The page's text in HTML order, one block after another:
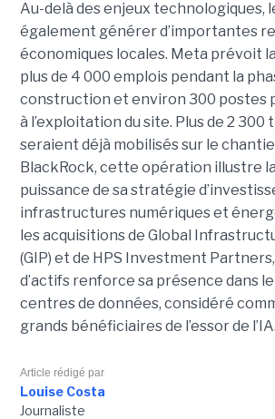
Au-delà des enjeux technologiques,
également générer d’importantes
économiques locales. Meta prévoit
plus de 4 000 emplois pendant la
construction et environ 300 postes
à l’exploitation du site. Plus de 2 300
seraient déjà mobilisés sur le
BlackRock, cette opération illustre
puissance de sa stratégie
infrastructures numériques et
les acquisitions de Global
(GIP) et de HPS Investment
d’actifs renforce sa présence dans
centres de données, considéré
grands bénéficiaires de l’essor de l’IA.
Article rédigé par
Louise Costa
Journaliste